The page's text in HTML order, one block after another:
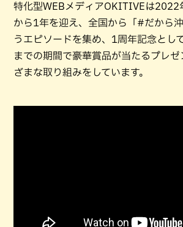
特化型WEBメディアOKITIVEは2022
から1年を迎え、全国から「#だから
うエピソードを集め、1周年記念とし
までの期間で豪華賞品が当たるプレゼ
ざまな取り組みをしています。